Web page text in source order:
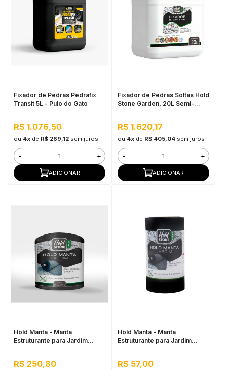
Fixador de Pedras Pedrafix
Transit 5L - Pulo do Gato
R$ 1.076,50
ou 4xde R$ 269,12 sem juros
- +
ADICIONAR
Fixador de Pedras Soltas Hold
Stone Garden, 20L Semi-
R$ 1.620,17
ou 4xde R$ 405,04 sem juros
- +
ADICIONAR
Hold Manta - Manta
Estruturante para Jardim
R$ 250,80
Hold Manta - Manta
Estruturante para Jardim
R$ 57,00